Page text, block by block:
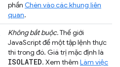
phần Chèn vào các khung liên
quan.
Không bắt buộc.Thế giới
JavaScript để một tập lệnh thực
thi trong đó. Giá trị mặc định là
ISOLATED. Xem thêm Làm việc